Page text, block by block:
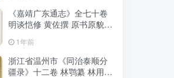
《嘉靖广东通志》全七十卷
明谈恺修 黄佐撰 原书原貌高
1年前
浙江省温州市《同治泰顺分
疆录》十二卷 林鹗纂 林用霖
《嘉靖广东通志》全七十卷
明谈恺修 黄佐撰 原书原貌高
1年前
浙江省温州市《同治泰顺分
疆录》十二卷 林鹗纂 林用霖